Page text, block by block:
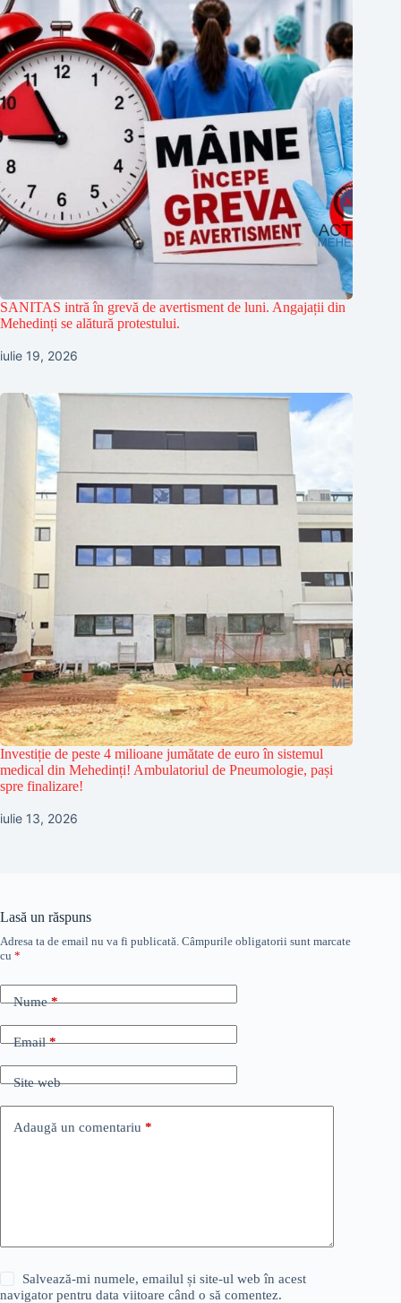
SANITAS intră în grevă de avertisment de luni. Angajații din
Mehedinți se alătură protestului.
iulie 19, 2026
Investiție de peste 4 milioane jumătate de euro în sistemul
medical din Mehedinți! Ambulatoriul de Pneumologie, pași
spre finalizare!
iulie 13, 2026
Lasă un răspuns
Adresa ta de email nu va fi publicată. Câmpurile obligatorii sunt marcate
cu *
Nume*
Email*
Site web
Adaugă un comentariu *
Salvează-mi numele, emailul și site-ul web în acest
navigator pentru data viitoare când o să comentez.